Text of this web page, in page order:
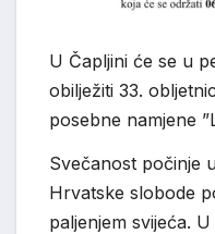
U Čapljini će se u
obilježiti 33.
posebne namjene
Svečanost počinje
Hrvatske slobode
paljenjem svijeća.